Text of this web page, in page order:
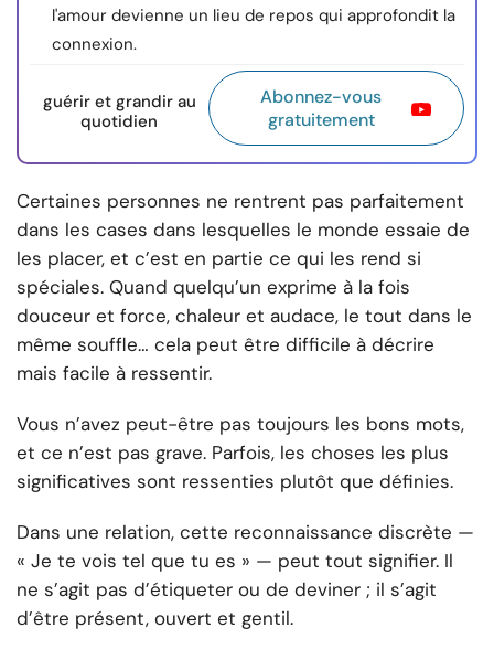
l'amour devienne un lieu de repos qui approfondit la
connexion.
guérir et grandir au
quotidien
Abonnez-vous
gratuitement
Certaines personnes ne rentrent pas parfaitement
dans les cases dans lesquelles le monde essaie de
les placer, et c’est en partie ce qui les rend si
spéciales. Quand quelqu’un exprime à la fois
douceur et force, chaleur et audace, le tout dans le
même souffle… cela peut être difficile à décrire
mais facile à ressentir.
Vous n’avez peut-être pas toujours les bons mots,
et ce n’est pas grave. Parfois, les choses les plus
significatives sont ressenties plutôt que définies.
Dans une relation, cette reconnaissance discrète —
« Je te vois tel que tu es » — peut tout signifier. Il
ne s’agit pas d’étiqueter ou de deviner ; il s’agit
d’être présent, ouvert et gentil.